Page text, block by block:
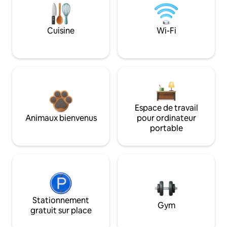
Cuisine Wi-Fi
Animaux bienvenus
Espace de travail
pour ordinateur
portable
Stationnement
gratuit sur place
Gym